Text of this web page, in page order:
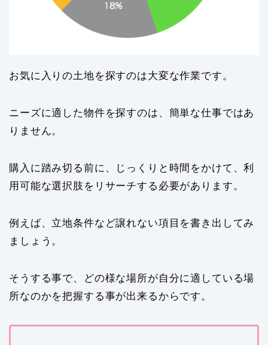
お気に入りの土地を探すのは大変な作業です。
ニーズに適した物件を探すのは、簡単な仕事ではあ
りません。
購入に踏み切る前に、じっくりと時間をかけて、利
用可能な選択肢をリサーチする必要があります。
例えば、立地条件など譲れない項目を書き出してみ
ましょう。
そうする事で、どの様な場所が自分に適している場
所なのかを把握する事が出来るからです。